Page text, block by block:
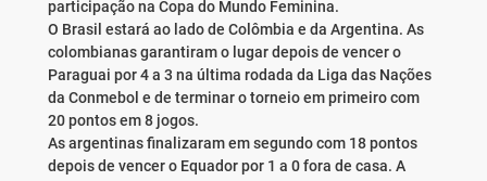
participação na Copa do Mundo Feminina.
O Brasil estará ao lado de Colômbia e da Argentina. As
colombianas garantiram o lugar depois de vencer o
Paraguai por 4 a 3 na última rodada da Liga das Nações
da Conmebol e de terminar o torneio em primeiro com
20 pontos em 8 jogos.
As argentinas finalizaram em segundo com 18 pontos
depois de vencer o Equador por 1 a 0 fora de casa. A